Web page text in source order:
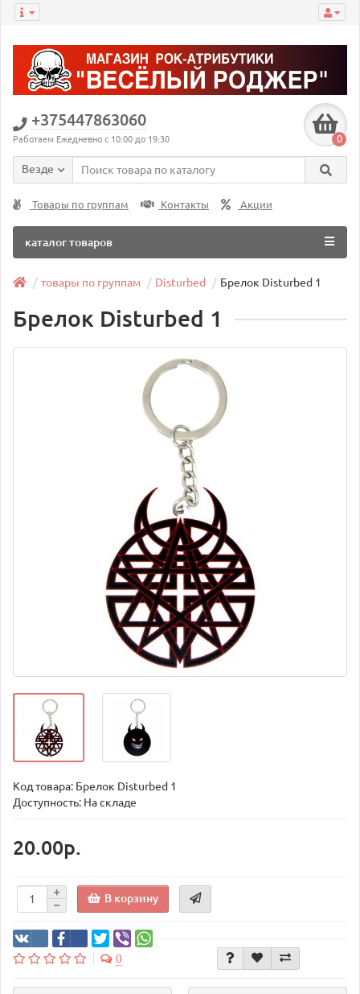
+375447863060
Работаем Ежедневно с 10:00 до 19:30 0
Везде
Товары по группам Контакты Акции
каталог товаров
товары по группам Disturbed Брелок Disturbed 1
Брелок Disturbed 1
Код товара: Брелок Disturbed 1
Доступность: На складе
20.00р.
В корзину
0